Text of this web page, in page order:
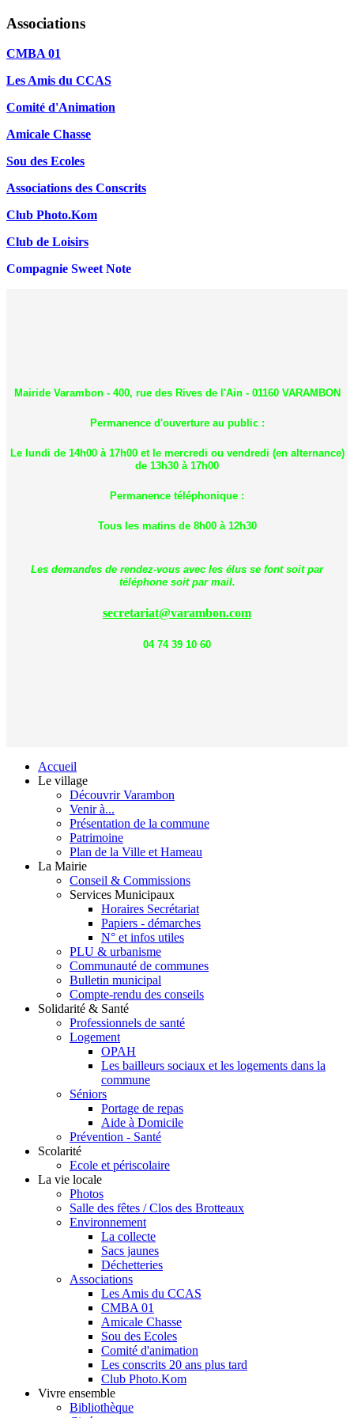
Associations
CMBA 01
Les Amis du CCAS
Comité d'Animation
Amicale Chasse
Sou des Ecoles
Associations des Conscrits
Club Photo.Kom
Club de Loisirs
Compagnie Sweet Note
Mairide Varambon - 400, rue des Rives de l'Ain - 01160 VARAMBON
Permanence d'ouverture au public :
Le lundi de 14h00 à 17h00 et le mercredi ou vendredi (en alternance)
de 13h30 à 17h00
Permanence téléphonique :
Tous les matins de 8h00 à 12h30
Les demandes de rendez-vous avec les élus se font soit par
téléphone soit par mail.
secretariat@varambon.com
04 74 39 10 60
Accueil
Le village
Découvrir Varambon
Venir à...
Présentation de la commune
Patrimoine
Plan de la Ville et Hameau
La Mairie
Conseil & Commissions
Services Municipaux
Horaires Secrétariat
Papiers - démarches
N° et infos utiles
PLU & urbanisme
Communauté de communes
Bulletin municipal
Compte-rendu des conseils
Solidarité & Santé
Professionnels de santé
Logement
OPAH
Les bailleurs sociaux et les logements dans la
commune
Séniors
Portage de repas
Aide à Domicile
Prévention - Santé
Scolarité
Ecole et périscolaire
La vie locale
Photos
Salle des fêtes / Clos des Brotteaux
Environnement
La collecte
Sacs jaunes
Déchetteries
Associations
Les Amis du CCAS
CMBA 01
Amicale Chasse
Sou des Ecoles
Comité d'animation
Les conscrits 20 ans plus tard
Club Photo.Kom
Vivre ensemble
Bibliothèque